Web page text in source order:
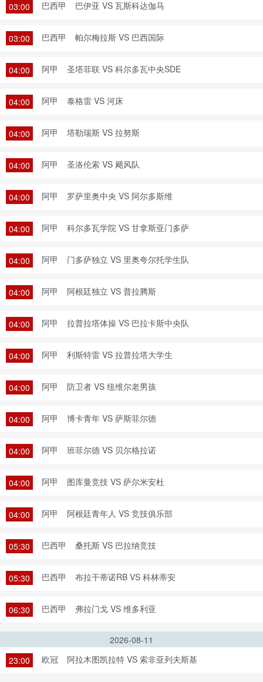
03:00 巴西甲 巴伊亚 VS 瓦斯科达伽马
03:00 巴西甲 帕尔梅拉斯 VS 巴西国际
04:00 阿甲 圣塔菲联 VS 科尔多瓦中央SDE
04:00 阿甲 泰格雷 VS 河床
04:00 阿甲 塔勒瑞斯 VS 拉努斯
04:00 阿甲 圣洛伦索 VS 飓风队
04:00 阿甲 罗萨里奥中央 VS 阿尔多斯维
04:00 阿甲 科尔多瓦学院 VS 甘拿斯亚门多萨
04:00 阿甲 门多萨独立 VS 里奥夸尔托学生队
04:00 阿甲 阿根廷独立 VS 普拉腾斯
04:00 阿甲 拉普拉塔体操 VS 巴拉卡斯中央队
04:00 阿甲 利斯特雷 VS 拉普拉塔大学生
04:00 阿甲 防卫者 VS 纽维尔老男孩
04:00 阿甲 博卡青年 VS 萨斯菲尔德
04:00 阿甲 班菲尔德 VS 贝尔格拉诺
04:00 阿甲 图库曼竞技 VS 萨尔米安杜
04:00 阿甲 阿根廷青年人 VS 竞技俱乐部
05:30 巴西甲 桑托斯 VS 巴拉纳竞技
05:30 巴西甲 布拉干蒂诺RB VS 科林蒂安
06:30 巴西甲 弗拉门戈 VS 维多利亚
2026-08-11
23:00
欧冠 阿拉木图凯拉特 VS 索非亚列夫斯基